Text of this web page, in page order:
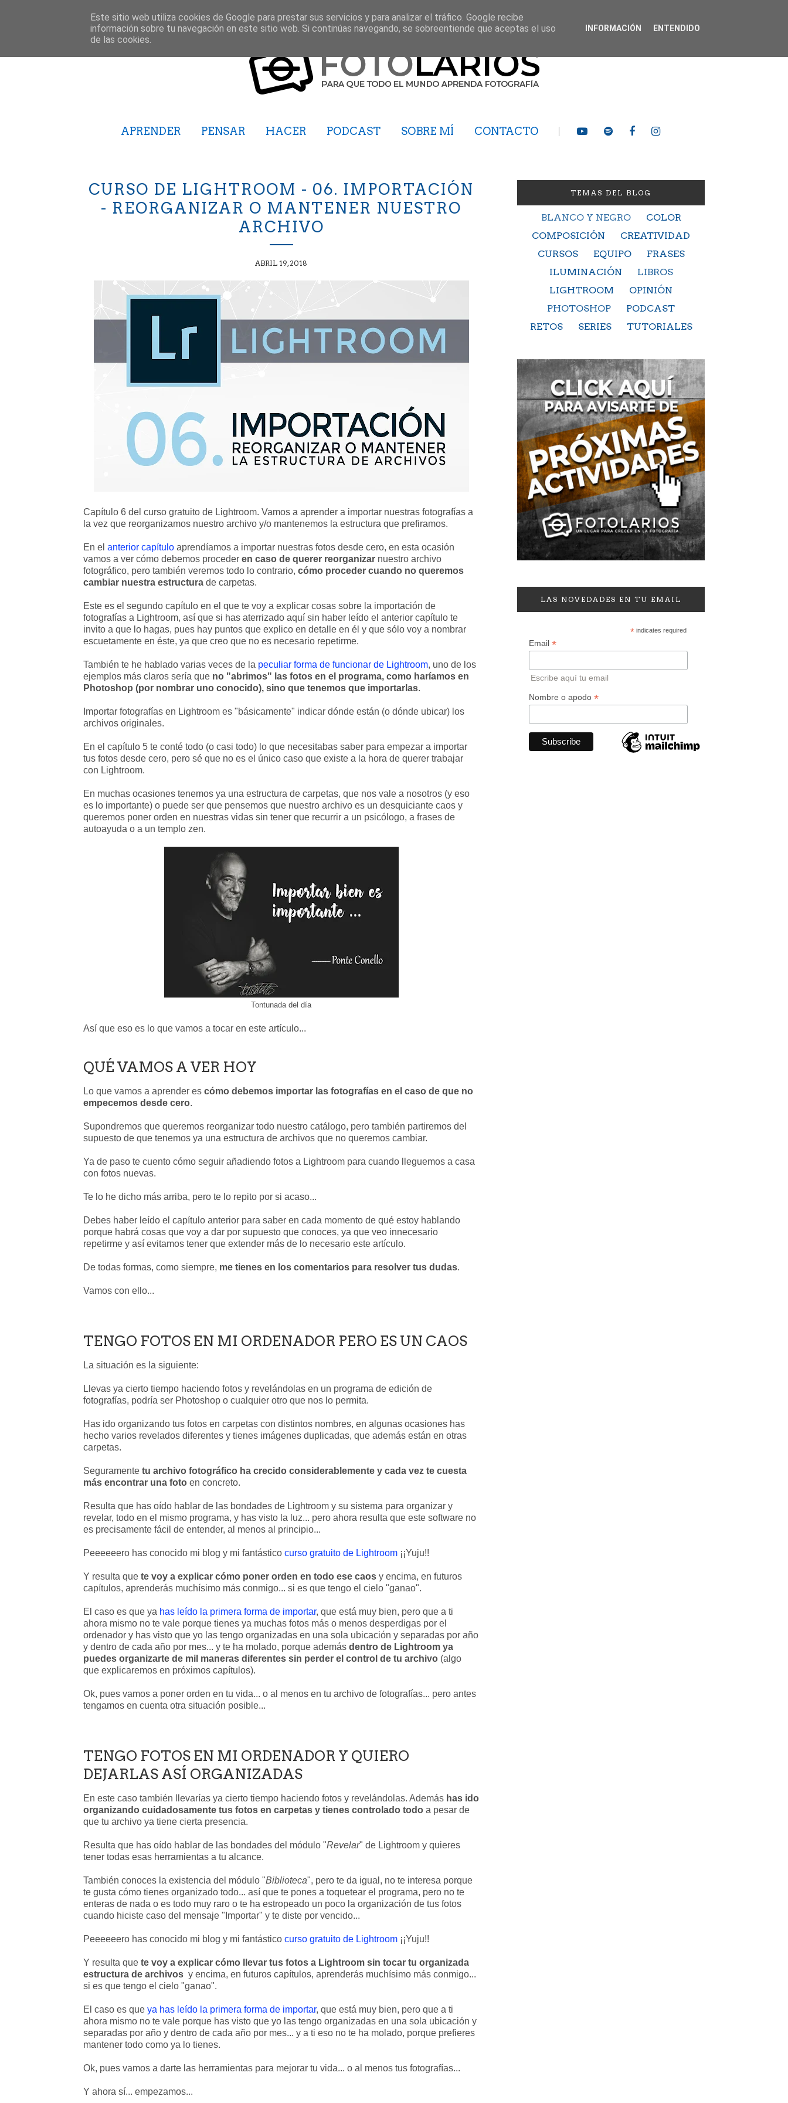
APRENDER PENSAR HACER PODCAST SOBRE MÍ CONTACTO
CURSO DE LIGHTROOM - 06. IMPORTACIÓN
- REORGANIZAR O MANTENER NUESTRO
ARCHIVO
ABRIL 19, 2018
Capítulo 6 del curso gratuito de Lightroom. Vamos a aprender a importar nuestras fotografías a
la vez que reorganizamos nuestro archivo y/o mantenemos la estructura que prefiramos.
En el anterior capítulo aprendíamos a importar nuestras fotos desde cero, en esta ocasión
vamos a ver cómo debemos proceder en caso de querer reorganizar nuestro archivo
fotográfico, pero también veremos todo lo contrario, cómo proceder cuando no queremos
cambiar nuestra estructura de carpetas.
Este es el segundo capítulo en el que te voy a explicar cosas sobre la importación de
fotografías a Lightroom, así que si has aterrizado aquí sin haber leído el anterior capítulo te
invito a que lo hagas, pues hay puntos que explico en detalle en él y que sólo voy a nombrar
escuetamente en éste, ya que creo que no es necesario repetirme.
También te he hablado varias veces de la peculiar forma de funcionar de Lightroom, uno de los
ejemplos más claros sería que no "abrimos" las fotos en el programa, como haríamos en
Photoshop (por nombrar uno conocido), sino que tenemos que importarlas.
Importar fotografías en Lightroom es "básicamente" indicar dónde están (o dónde ubicar) los
archivos originales.
En el capítulo 5 te conté todo (o casi todo) lo que necesitabas saber para empezar a importar
tus fotos desde cero, pero sé que no es el único caso que existe a la hora de querer trabajar
con Lightroom.
En muchas ocasiones tenemos ya una estructura de carpetas, que nos vale a nosotros (y eso
es lo importante) o puede ser que pensemos que nuestro archivo es un desquiciante caos y
queremos poner orden en nuestras vidas sin tener que recurrir a un psicólogo, a frases de
autoayuda o a un templo zen.
Tontunada del día
Así que eso es lo que vamos a tocar en este artículo...
QUÉ VAMOS A VER HOY
Lo que vamos a aprender es cómo debemos importar las fotografías en el caso de que no
empecemos desde cero.
Supondremos que queremos reorganizar todo nuestro catálogo, pero también partiremos del
supuesto de que tenemos ya una estructura de archivos que no queremos cambiar.
Ya de paso te cuento cómo seguir añadiendo fotos a Lightroom para cuando lleguemos a casa
con fotos nuevas.
Te lo he dicho más arriba, pero te lo repito por si acaso...
Debes haber leído el capítulo anterior para saber en cada momento de qué estoy hablando
porque habrá cosas que voy a dar por supuesto que conoces, ya que veo innecesario
repetirme y así evitamos tener que extender más de lo necesario este artículo.
De todas formas, como siempre, me tienes en los comentarios para resolver tus dudas.
Vamos con ello...
TENGO FOTOS EN MI ORDENADOR PERO ES UN CAOS
La situación es la siguiente:
Llevas ya cierto tiempo haciendo fotos y revelándolas en un programa de edición de
fotografías, podría ser Photoshop o cualquier otro que nos lo permita.
Has ido organizando tus fotos en carpetas con distintos nombres, en algunas ocasiones has
hecho varios revelados diferentes y tienes imágenes duplicadas, que además están en otras
carpetas.
Seguramente tu archivo fotográfico ha crecido considerablemente y cada vez te cuesta
más encontrar una foto en concreto.
Resulta que has oído hablar de las bondades de Lightroom y su sistema para organizar y
revelar, todo en el mismo programa, y has visto la luz... pero ahora resulta que este software no
es precisamente fácil de entender, al menos al principio...
Peeeeeero has conocido mi blog y mi fantástico curso gratuito de Lightroom ¡¡Yuju!!
Y resulta que te voy a explicar cómo poner orden en todo ese caos y encima, en futuros
capítulos, aprenderás muchísimo más conmigo... si es que tengo el cielo "ganao".
El caso es que ya has leído la primera forma de importar, que está muy bien, pero que a ti
ahora mismo no te vale porque tienes ya muchas fotos más o menos desperdigas por el
ordenador y has visto que yo las tengo organizadas en una sola ubicación y separadas por año
y dentro de cada año por mes... y te ha molado, porque además dentro de Lightroom ya
puedes organizarte de mil maneras diferentes sin perder el control de tu archivo (algo
que explicaremos en próximos capítulos).
Ok, pues vamos a poner orden en tu vida... o al menos en tu archivo de fotografías... pero antes
tengamos en cuenta otra situación posible...
TENGO FOTOS EN MI ORDENADOR Y QUIERO
DEJARLAS ASÍ ORGANIZADAS
En este caso también llevarías ya cierto tiempo haciendo fotos y revelándolas. Además has ido
organizando cuidadosamente tus fotos en carpetas y tienes controlado todo a pesar de
que tu archivo ya tiene cierta presencia.
Resulta que has oído hablar de las bondades del módulo "Revelar" de Lightroom y quieres
tener todas esas herramientas a tu alcance.
También conoces la existencia del módulo "Biblioteca", pero te da igual, no te interesa porque
te gusta cómo tienes organizado todo... así que te pones a toquetear el programa, pero no te
enteras de nada o es todo muy raro o te ha estropeado un poco la organización de tus fotos
cuando hiciste caso del mensaje "Importar" y te diste por vencido...
Peeeeeero has conocido mi blog y mi fantástico curso gratuito de Lightroom ¡¡Yuju!!
Y resulta que te voy a explicar cómo llevar tus fotos a Lightroom sin tocar tu organizada
estructura de archivos y encima, en futuros capítulos, aprenderás muchísimo más conmigo...
si es que tengo el cielo "ganao".
El caso es que ya has leído la primera forma de importar, que está muy bien, pero que a ti
ahora mismo no te vale porque has visto que yo las tengo organizadas en una sola ubicación y
separadas por año y dentro de cada año por mes... y a ti eso no te ha molado, porque prefieres
mantener todo como ya lo tienes.
Ok, pues vamos a darte las herramientas para mejorar tu vida... o al menos tus fotografías...
Y ahora sí... empezamos...
TEMAS DEL BLOG
BLANCO Y NEGRO
COLOR
COMPOSICIÓN
CREATIVIDAD
CURSOS
EQUIPO
FRASES
ILUMINACIÓN
LIBROS
LIGHTROOM
OPINIÓN
PHOTOSHOP
PODCAST
RETOS
SERIES TUTORIALES
LAS NOVEDADES EN TU EMAIL
*indicates required
Email *
Escribe aquí tu email
Nombre o apodo *
Este sitio web utiliza cookies de Google para prestar sus servicios y para analizar el tráfico. Google recibe
información sobre tu navegación en este sitio web. Si continúas navegando, se sobreentiende que aceptas el uso
de las cookies.
INFORMACIÓN ENTENDIDO